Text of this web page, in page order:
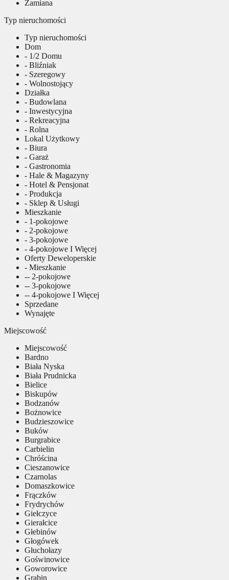
Zamiana
Typ nieruchomości
Typ nieruchomości
Dom
- 1/2 Domu
- Bliźniak
- Szeregowy
- Wolnostojący
Działka
- Budowlana
- Inwestycyjna
- Rekreacyjna
- Rolna
Lokal Użytkowy
- Biura
- Garaż
- Gastronomia
- Hale & Magazyny
- Hotel & Pensjonat
- Produkcja
- Sklep & Usługi
Mieszkanie
- 1-pokojowe
- 2-pokojowe
- 3-pokojowe
- 4-pokojowe I Więcej
Oferty Deweloperskie
- Mieszkanie
-- 2-pokojowe
-- 3-pokojowe
-- 4-pokojowe I Więcej
Sprzedane
Wynajęte
Miejscowość
Miejscowość
Bardno
Biała Nyska
Biała Prudnicka
Bielice
Biskupów
Bodzanów
Bożnowice
Budzieszowice
Buków
Burgrabice
Carbielin
Chróścina
Cieszanowice
Czarnolas
Domaszkowice
Frączków
Frydrychów
Giełczyce
Gierałcice
Głebinów
Głogówek
Głuchołazy
Goświnowice
Goworowice
Grabin